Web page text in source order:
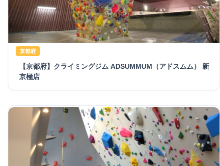
京都府
【京都府】クライミングジム ADSUMMUM（アドスムム） 新
京極店